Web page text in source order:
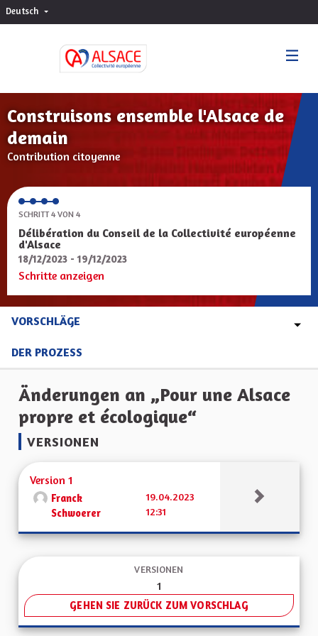
Deutsch Choisir la langue
Construisons ensemble l'Alsace de
demain
Contribution citoyenne
SCHRITT 4 VON 4
Délibération du Conseil de la Collectivité européenne
d'Alsace
18/12/2023 - 19/12/2023
Schritte anzeigen
VORSCHLÄGE
DER PROZESS
Änderungen an „Pour une Alsace
propre et écologique“
VERSIONEN
Version 1
Franck
Schwoerer
19.04.2023
12:31
VERSIONEN
1
GEHEN SIE ZURÜCK ZUM VORSCHLAG